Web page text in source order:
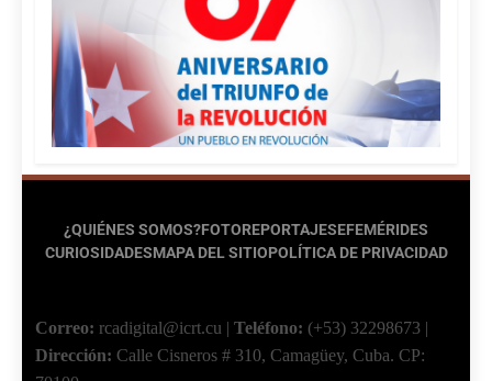
¿QUIÉNES SOMOS?FOTOREPORTAJESEFEMÉRIDES
CURIOSIDADESMAPA DEL SITIOPOLÍTICA DE PRIVACIDAD
Correo: rcadigital@icrt.cu Teléfono: (+53) 32298673
Dirección: Calle Cisneros # 310, Camagüey, Cuba. CP: